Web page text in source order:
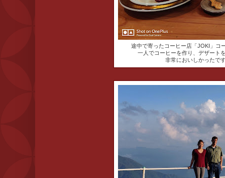
途中で寄ったコーヒー店「JOKI」コ
一人でコーヒーを作り、デザート
非常においしかったで